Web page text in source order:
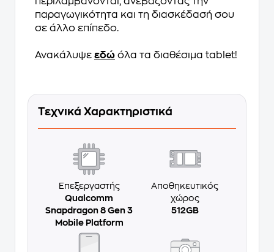
παραγωγικότητα και τη διασκέδασή σου
σε άλλο επίπεδο.
Ανακάλυψε εδώ όλα τα διαθέσιμα tablet!
Τεχνικά Χαρακτηριστικά
Επεξεργαστής
Qualcomm
Snapdragon 8 Gen 3
Mobile Platform
Αποθηκευτικός
χώρος
512GB